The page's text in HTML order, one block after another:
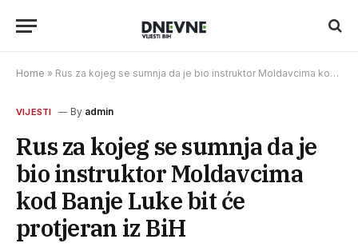
Home » Rus za kojeg se sumnja da je bio instruktor Moldavcima kod Banje Luke bit će protjeran iz BiH
VIJESTI By admin
Rus za kojeg se sumnja da je
bio instruktor Moldavcima
kod Banje Luke bit će
protjeran iz BiH